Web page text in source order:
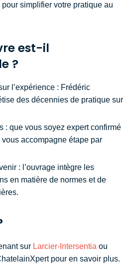
simplifier votre pratique au
est-il
?
l’expérience : Frédéric
des décennies de pratique sur
: que vous soyez expert confirmé
accompagne étape par
: l’ouvrage intègre les
en matière de normes et de
sur Larcier-Intersentia ou
pour en savoir plus.